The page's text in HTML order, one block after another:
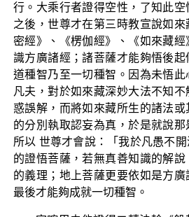
行。大乘行者證得空性，了知此
之後，世尊才在第三時教宣說如
密經》、《楞伽經》、《如來藏
識方廣諸經；諸菩薩才能夠悟後起
道種智乃至一切種智。因為未悟
凡夫，對於如來藏深妙大法不知
惑誤解，而將如來藏所生的諸法
的分別執取認妄為真，於是就說那
所以 世尊才會說：「我於凡愚不
的證悟菩薩，若無真善知識的解
的義理；地上菩薩更要依如是方廣
最後才能夠成就一切種智。